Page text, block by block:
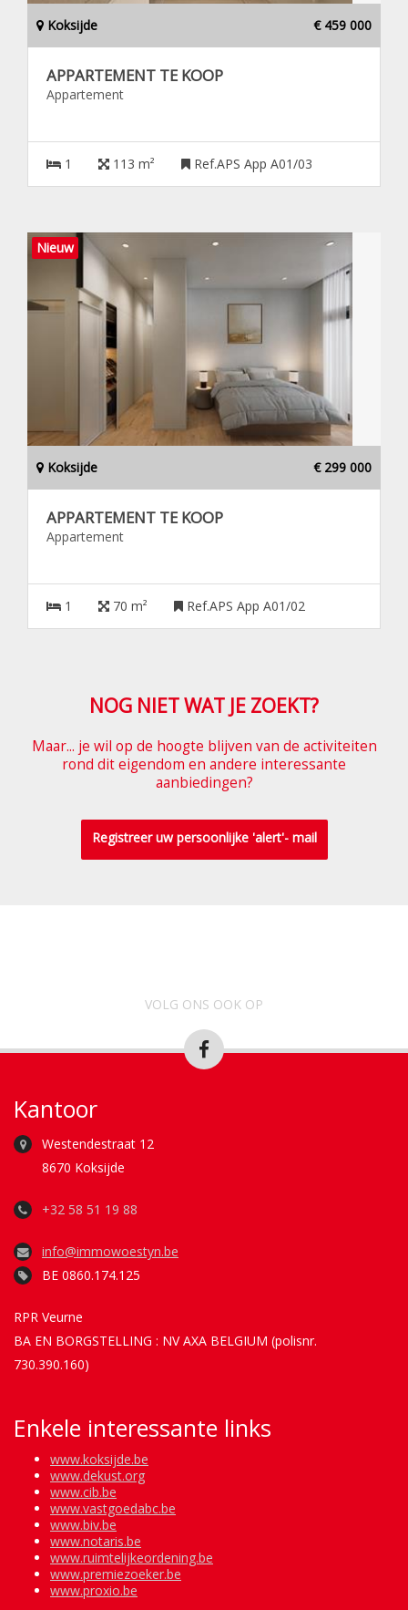
Koksijde € 459 000
APPARTEMENT TE KOOP
Appartement
1 113 m² Ref.APS App A01/03
Nieuw
Koksijde € 299 000
APPARTEMENT TE KOOP
Appartement
1 70 m² Ref.APS App A01/02
NOG NIET WAT JE ZOEKT?
Maar... je wil op de hoogte blijven van de activiteiten
rond dit eigendom en andere interessante
aanbiedingen?
Registreer uw persoonlijke 'alert'- mail
VOLG ONS OOK OP
Kantoor
Westendestraat 12
8670 Koksijde
+32 58 51 19 88
info@immowoestyn.be
BE 0860.174.125
RPR Veurne
BA EN BORGSTELLING : NV AXA BELGIUM (polisnr.
730.390.160)
Enkele interessante links
www.koksijde.be
www.dekust.org
www.cib.be
www.vastgoedabc.be
www.biv.be
www.notaris.be
www.ruimtelijkeordening.be
www.premiezoeker.be
www.proxio.be